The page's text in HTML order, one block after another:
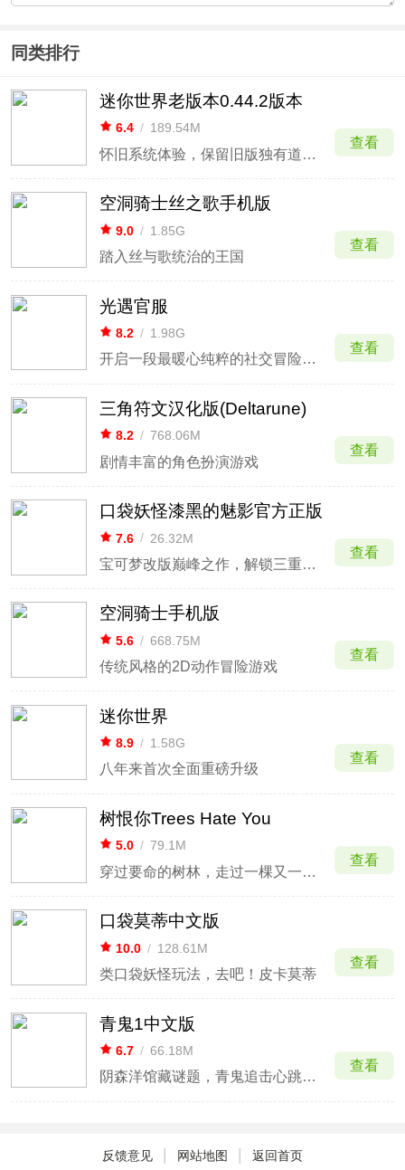
同类排行
迷你世界老版本0.44.2版本
6.4 / 189.54M
怀旧系统体验，保留旧版独有道具与机制。
查看
空洞骑士丝之歌手机版
9.0 / 1.85G
踏入丝与歌统治的王国
查看
光遇官服
8.2 / 1.98G
开启一段最暖心纯粹的社交冒险体验
查看
三角符文汉化版(Deltarune)
8.2 / 768.06M
剧情丰富的角色扮演游戏
查看
口袋妖怪漆黑的魅影官方正版
7.6 / 26.32M
宝可梦改版巅峰之作，解锁三重平宇宙冒险
查看
空洞骑士手机版
5.6 / 668.75M
传统风格的2D动作冒险游戏
查看
迷你世界
8.9 / 1.58G
八年来首次全面重磅升级
查看
树恨你Trees Hate You
5.0 / 79.1M
穿过要命的树林，走过一棵又一棵恶意满满的树
查看
口袋莫蒂中文版
10.0 / 128.61M
类口袋妖怪玩法，去吧！皮卡莫蒂
查看
青鬼1中文版
6.7 / 66.18M
阴森洋馆藏谜题，青鬼追击心跳爆表
查看
反馈意见 网站地图 返回首页